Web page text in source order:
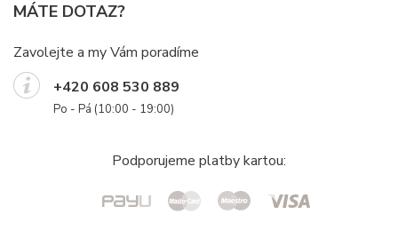
MÁTE DOTAZ?
Zavolejte a my Vám poradíme
+420 608 530 889
Po - Pá (10:00 - 19:00)
Podporujeme platby kartou: